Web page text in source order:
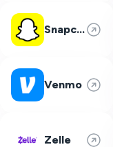
Snapchat
Venmo
Zelle